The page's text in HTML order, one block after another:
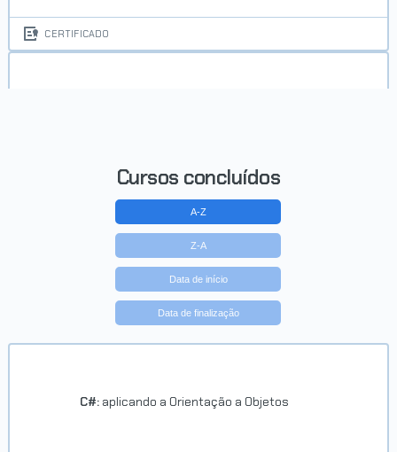
CERTIFICADO
Cursos concluídos
A-Z
Z-A
Data de início
Data de finalização
C#: aplicando a Orientação a Objetos